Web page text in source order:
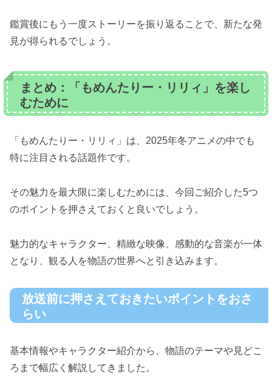
鑑賞後にもう一度ストーリーを振り返ることで、新たな発
見が得られるでしょう。
まとめ：「もめんたりー・リリィ」を楽し
むために
「もめんたりー・リリィ」は、2025年冬アニメの中でも
特に注目される話題作です。
その魅力を最大限に楽しむためには、今回ご紹介した5つ
のポイントを押さえておくと良いでしょう。
魅力的なキャラクター、精緻な映像、感動的な音楽が一体
となり、観る人を物語の世界へと引き込みます。
放送前に押さえておきたいポイントをおさ
らい
基本情報やキャラクター紹介から、物語のテーマや見どこ
ろまで幅広く解説してきました。